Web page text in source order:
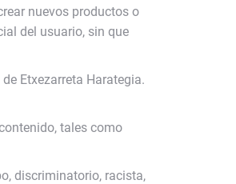
nuevos productos o
del usuario, sin que
Etxezarreta Harategia.
tales como
discriminatorio, racista,